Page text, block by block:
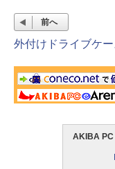
前へ
外付けドライブケー
AKIBA PC